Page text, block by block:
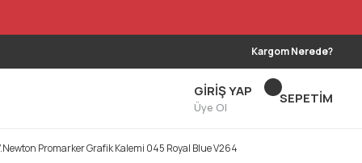
Kargom Nerede?
GİRİŞ YAP
Üye Ol
SEPETİM
Promarker Grafik Kalemi 045 Royal Blue V264